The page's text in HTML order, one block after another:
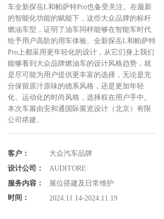
车全新探岳L和帕萨特Pro也备受关注。在最新
的智能化功能的赋能下，这些大众品牌的标杆
燃油车型，证明了油车同样能够在智能车时代
给予用户高阶的用车体验。全新探岳L和帕萨特
Pro上都采用更年轻化的设计，从它们身上我们
能够看到大众品牌燃油车的设计风格趋势，就
是尽可能为用户提供更丰富的选择，无论是充
分保留原汁原味的德系风格，还是更加年轻
化、运动化的时尚风格，选择权在用户手中。
本次车展由安和通国际展览设计（北京）有限
公司搭建。
客户：
设计公司：
服务内容：
时间：
大众汽车品牌
AUDITORE
展位搭建及日常维护
2024.11.14-2024.11.19